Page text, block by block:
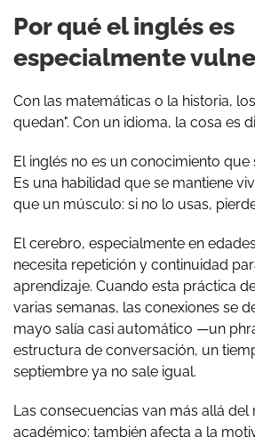
Por qué el inglés es
especialmente
Con las matemáticas o la historia,
quedan". Con un idioma, la cosa es
El inglés no es un conocimiento que
Es una habilidad que se mantiene
que un músculo: si no lo usas,
El cerebro, especialmente en
necesita repetición y continuidad
aprendizaje. Cuando esta práctica
varias semanas, las conexiones se
mayo salía casi automático —un
estructura de conversación, un
septiembre ya no sale igual.
Las consecuencias van más allá del
académico: también afecta a la